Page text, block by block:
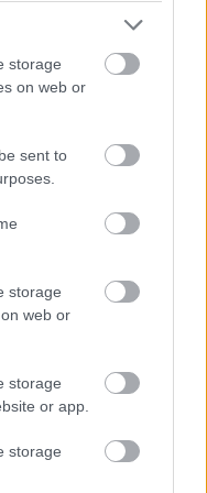
storage
on web or
sent to
storage
web or
storage
or app.
storage
nek még két-két
megszakítás,
P2 5-6. helyéért
teljesített az
10 másodperces
van valami baj a #31-es
valamennyit